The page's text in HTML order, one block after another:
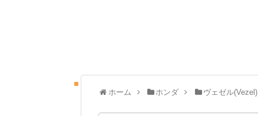
ホーム ホンダ ヴェゼル(Vezel)